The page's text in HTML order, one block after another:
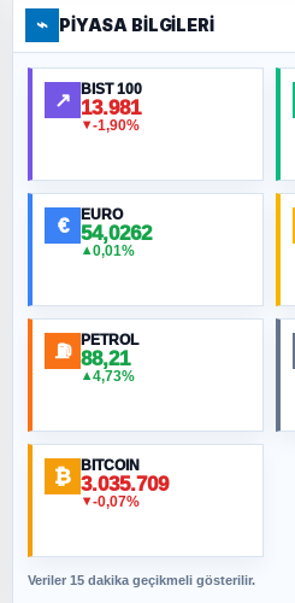
FERHAT
Ankara Zirvesi: NATO
Ortadoğu Haritasının
MURAT ÖZKAN
NURETTIN BÖLÜK
ORHAN KILIÇOĞLU
Fahişeye beyinli bir
SAVAŞ ŞAHİN
⌁ PIYASA BILGILERI
↗ BIST 100
13.981
▼-1,90%
€ EURO
54,0262
▲0,01%
⛽ PETROL
88,21
▲4,73%
₿ BITCOIN
3.035.709
▼-0,07%
Veriler 15 dakika geçikmeli gösterilir.